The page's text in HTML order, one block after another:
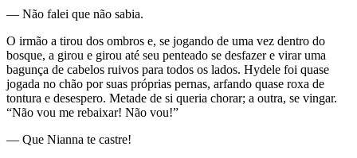
— Não falei que não sabia.
O irmão a tirou dos ombros e, se jogando de uma vez dentro do
bosque, a girou e girou até seu penteado se desfazer e virar uma
bagunça de cabelos ruivos para todos os lados. Hydele foi quase
jogada no chão por suas próprias pernas, arfando quase roxa de
tontura e desespero. Metade de si queria chorar; a outra, se vingar.
“Não vou me rebaixar! Não vou!”
— Que Nianna te castre!